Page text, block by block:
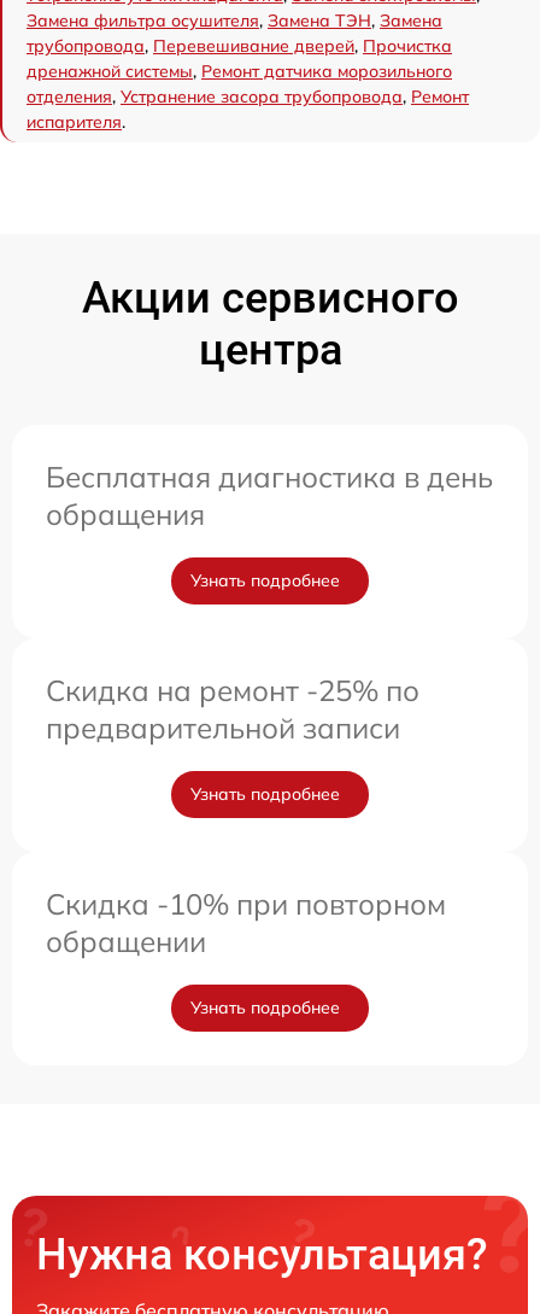
Замена фильтра осушителя, Замена ТЭН, Замена
трубопровода, Перевешивание дверей, Прочистка
дренажной системы, Ремонт датчика морозильного
отделения, Устранение засора трубопровода, Ремонт
испарителя.
Акции сервисного
центра
Бесплатная диагностика в день
обращения
Узнать подробнее
Скидка на ремонт -25% по
предварительной записи
Узнать подробнее
Скидка -10% при повторном
обращении
Узнать подробнее
Нужна консультация?